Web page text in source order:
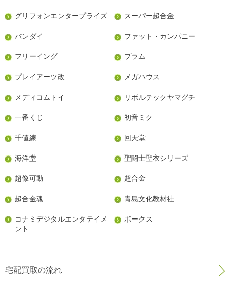
グリフォンエンタープライズ スーパー超合金
バンダイ ファット・カンパニー
フリーイング プラム
プレイアーツ改 メガハウス
メディコムトイ リボルテックヤマグチ
一番くじ 初音ミク
千値練 回天堂
海洋堂 聖闘士聖衣シリーズ
超像可動 超合金
超合金魂 青島文化教材社
コナミデジタルエンタテイメ
ント
ボークス
宅配買取の流れ